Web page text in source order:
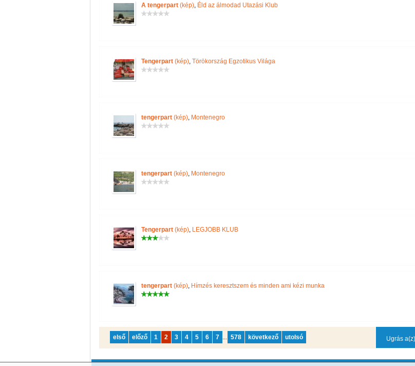
A tengerpart (kép), Éld az álmodad Utazási Klub
Tengerpart (kép), Törökország Egzotikus Világa
tengerpart (kép), Montenegro
tengerpart (kép), Montenegro
Tengerpart (kép), LEGJOBB KLUB
tengerpart (kép), Hímzés keresztszem és minden ami kézi munka
Ugrás a(z)
oldalra
első előző 1 2 3 4 5 6 7 ... 578 következő utolsó